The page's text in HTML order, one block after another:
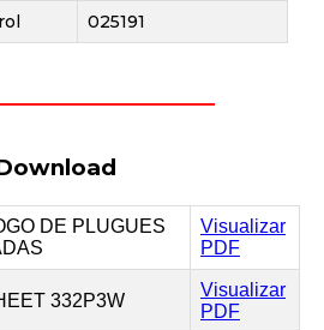
025191
DE PLUGUES
Visualizar
PDF
332P3W
Visualizar
PDF